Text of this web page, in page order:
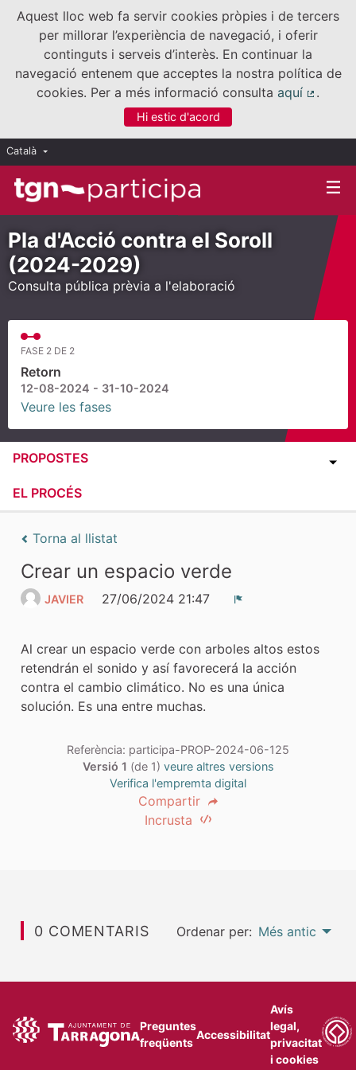
Aquest lloc web fa servir cookies pròpies i de tercers
per millorar l’experiència de navegació, i oferir
continguts i serveis d’interès. En continuar la
navegació entenem que acceptes la nostra política de
cookies. Per a més informació consulta aquí
.
Hi estic d'acord
Català Triar la llengua
Pla d'Acció contra el Soroll
(2024-2029)
Consulta pública prèvia a l'elaboració
FASE 2 DE 2
Retorn
12-08-2024 - 31-10-2024
Veure les fases
PROPOSTES
EL PROCÉS
Torna al llistat
Crear un espacio verde
JAVIER
27/06/2024 21:47
Al crear un espacio verde con arboles altos estos
retendrán el sonido y así favorecerá la acción
contra el cambio climático. No es una única
solución. Es una entre muchas.
Referència: participa-PROP-2024-06-125
Versió 1 (de 1) veure altres versions
Verifica l'empremta digital
Compartir
Incrusta
0 COMENTARIS Ordenar per: Més antic
Preguntes
freqüents
Accessibilitat
Avís
legal,
privacitat
i cookies